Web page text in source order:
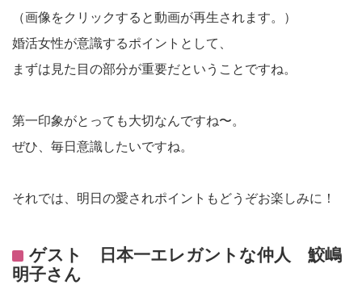
（画像をクリックすると動画が再生されます。）
婚活女性が意識するポイントとして、
まずは見た目の部分が重要だということですね。
第一印象がとっても大切なんですね〜。
ぜひ、毎日意識したいですね。
それでは、明日の愛されポイントもどうぞお楽しみに！
ゲスト 日本一エレガントな仲人 鮫嶋
明子さん